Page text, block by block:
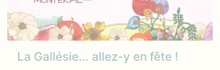
La Gallésie... allez-y en fête !